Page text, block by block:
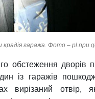
гаража. Фото –
обстеження дворів
із гаражів
вирізаний отвір,